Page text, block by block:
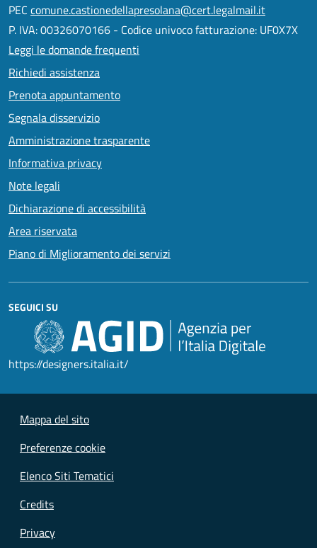
PEC comune.castionedellapresolana@cert.legalmail.it
P. IVA: 00326070166 - Codice univoco fatturazione: UF0X7X
Leggi le domande frequenti
Richiedi assistenza
Prenota appuntamento
Segnala disservizio
Amministrazione trasparente
Informativa privacy
Note legali
Dichiarazione di accessibilità
Area riservata
Piano di Miglioramento dei servizi
SEGUICI SU
https://designers.italia.it/
Mappa del sito
Preferenze cookie
Elenco Siti Tematici
Credits
Privacy